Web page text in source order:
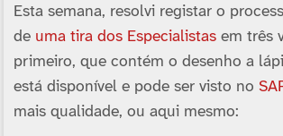
Esta semana, resolvi registar o
de uma tira dos Especialistasem três
primeiro, que contém o desenho a
está disponí­vel e pode ser visto no
mais qualidade, ou aqui mesmo: